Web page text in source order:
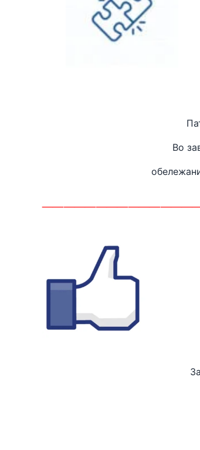
Во